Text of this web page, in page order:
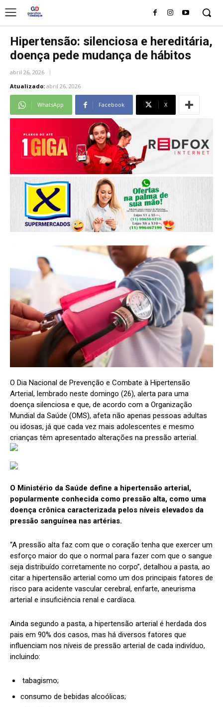
Hipertensão: silenciosa e hereditária,
doença pede mudança de hábitos
abril 26, 2026
Atualizado: abril 26, 2026
WhatsApp Facebook X
O Dia Nacional de Prevenção e Combate à Hipertensão
Arterial, lembrado neste domingo (26), alerta para uma
doença silenciosa e que, de acordo com a Organização
Mundial da Saúde (OMS), afeta não apenas pessoas adultas
ou idosas, já que cada vez mais adolescentes e mesmo
crianças têm apresentado alterações na pressão arterial.
O Ministério da Saúde define a hipertensão arterial,
popularmente conhecida como pressão alta, como uma
doença crônica caracterizada pelos níveis elevados da
pressão sanguínea nas artérias.
“A pressão alta faz com que o coração tenha que exercer um
esforço maior do que o normal para fazer com que o sangue
seja distribuído corretamente no corpo”, detalhou a pasta, ao
citar a hipertensão arterial como um dos principais fatores de
risco para acidente vascular cerebral, enfarte, aneurisma
arterial e insuficiência renal e cardíaca.
Ainda segundo a pasta, a hipertensão arterial é herdada dos
pais em 90% dos casos, mas há diversos fatores que
influenciam nos níveis de pressão arterial de cada indivíduo,
incluindo:
tabagismo;
consumo de bebidas alcoólicas;